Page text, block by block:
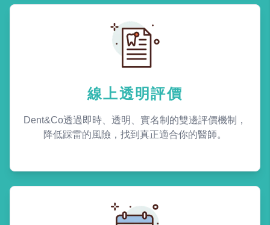
線上透明評價
Dent&Co透過即時、透明、實名制的雙邊評價機制，
降低踩雷的風險，找到真正適合你的醫師。